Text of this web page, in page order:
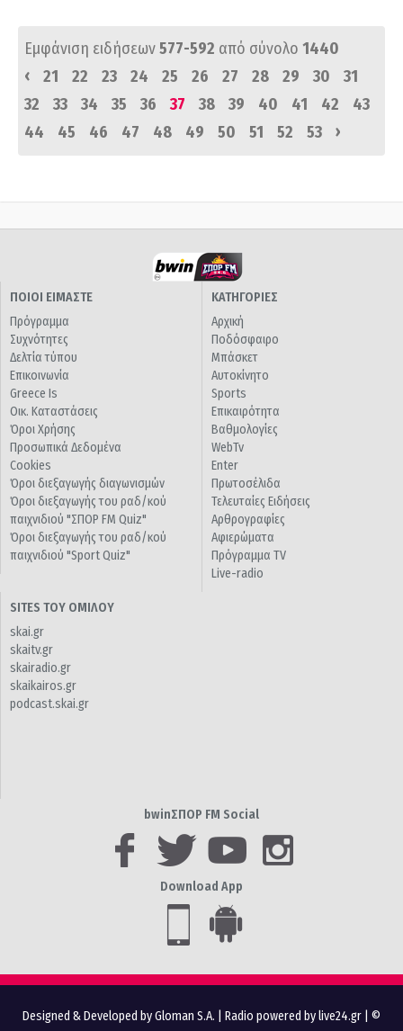
Εμφάνιση ειδήσεων577-592 από σύνολο 1440
‹
21 22 23 24 25 26 27 28 29 30
31
32
33 34 35 36 37 38 39 40 41 42
43
44
45 46 47 48 49 50 51 52 53 ›
ΠΟΙΟΙ ΕΙΜΑΣΤΕ
Πρόγραμμα
Συχνότητες
Δελτία τύπου
Επικοινωνία
Greece Is
Οικ. Καταστάσεις
Όροι Χρήσης
Προσωπικά Δεδομένα
Cookies
Όροι διεξαγωγής διαγωνισμών
Όροι διεξαγωγής του ραδ/κού
παιχνιδιού "ΣΠΟΡ FM Quiz"
Όροι διεξαγωγής του ραδ/κού
παιχνιδιού "Sport Quiz"
ΚΑΤΗΓΟΡΙΕΣ
Αρχική
Ποδόσφαιρο
Μπάσκετ
Αυτοκίνητο
Sports
Επικαιρότητα
Βαθμολογίες
WebTv
Enter
Πρωτοσέλιδα
Τελευταίες Ειδήσεις
Αρθρογραφίες
Αφιερώματα
Πρόγραμμα TV
Live-radio
SITES ΤΟΥ ΟΜΙΛΟΥ
skai.gr
skaitv.gr
skairadio.gr
skaikairos.gr
podcast.skai.gr
bwinΣΠΟΡ FM Social
Download App
Designed & Developed by Gloman S.A. Radio powered by live24.gr | ©